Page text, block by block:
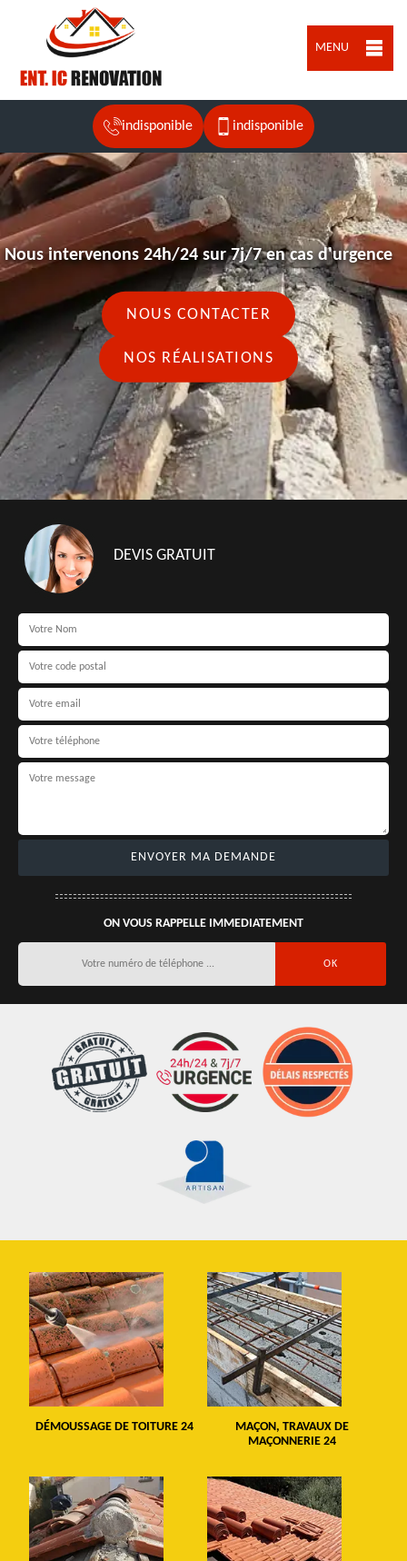
MENU
indisponible indisponible
Nous intervenons 24h/24 sur 7j/7 en cas d'urgence
NOUS CONTACTER
NOS RÉALISATIONS
DEVIS GRATUIT
ON VOUS RAPPELLE IMMEDIATEMENT
DÉMOUSSAGE DE TOITURE 24
MAÇON, TRAVAUX DE
MAÇONNERIE 24